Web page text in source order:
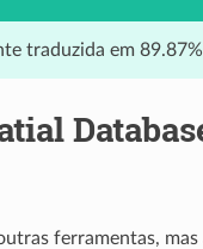
traduzida em
ferramentas, mas